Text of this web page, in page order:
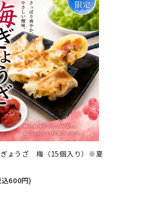
ょうざ 梅（15個入り）※夏
600円)